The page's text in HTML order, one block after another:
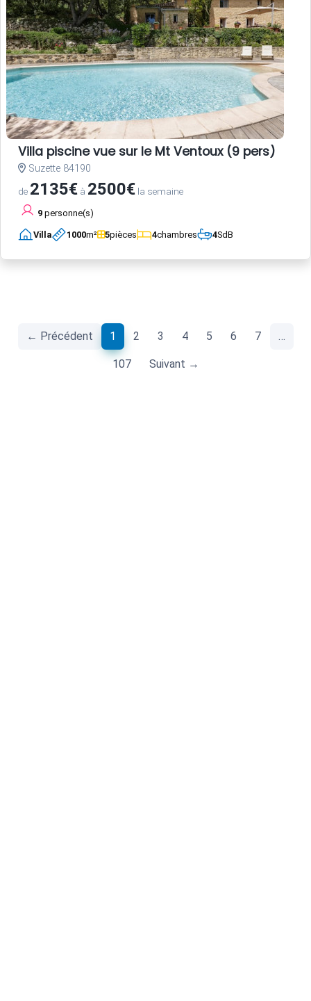
Villa piscine vue sur le Mt Ventoux (9 pers)
Suzette 84190
de 2135€ à 2500€ la semaine
9 personne(s)
Villa 1000m² 5pièces 4chambres 4SdB
← Précédent 1 (current)
2 3 4 5 6 7 …
107 Suivant →